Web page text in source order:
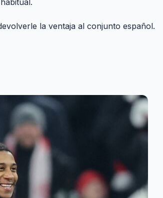
la ventaja al conjunto español.